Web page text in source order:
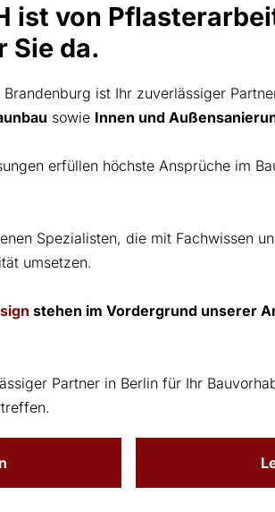
ist von
Sie da.
Brandenburg ist Ihr zuverlässiger
sowie Innen und
erfüllen höchste Ansprüche im
Spezialisten, die mit Fachwissen
umsetzen.
stehen im Vordergrund unserer
Partner in Berlin für Ihr